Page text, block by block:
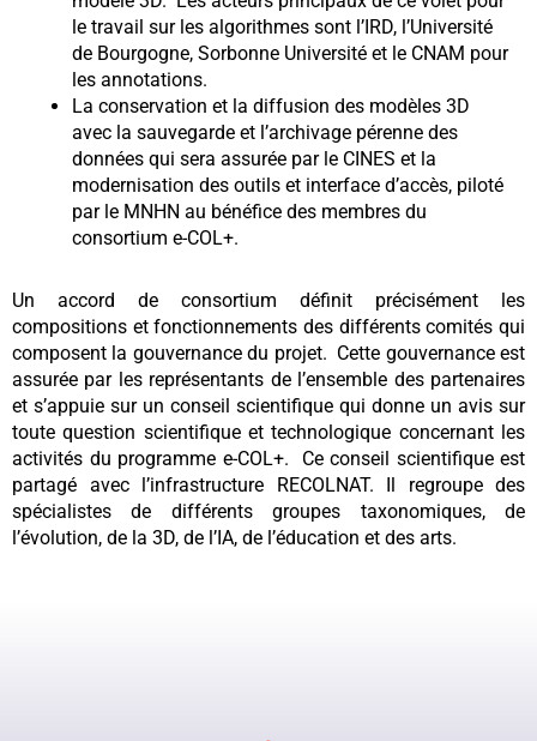
le travail sur les algorithmes sont l’IRD, l’Université
de Bourgogne, Sorbonne Université et le CNAM pour
les annotations.
La conservation et la diffusion des modèles 3D
avec la sauvegarde et l’archivage pérenne des
données qui sera assurée par le CINES et la
modernisation des outils et interface d’accès, piloté
par le MNHN au bénéfice des membres du
consortium e-COL+.
Un accord de consortium définit précisément les
compositions et fonctionnements des différents comités qui
composent la gouvernance du projet. Cette gouvernance est
assurée par les représentants de l’ensemble des partenaires
et s’appuie sur un conseil scientifique qui donne un avis sur
toute question scientifique et technologique concernant les
activités du programme e-COL+. Ce conseil scientifique est
partagé avec l’infrastructure RECOLNAT. Il regroupe des
spécialistes de différents groupes taxonomiques, de
l’évolution, de la 3D, de l’IA, de l’éducation et des arts.